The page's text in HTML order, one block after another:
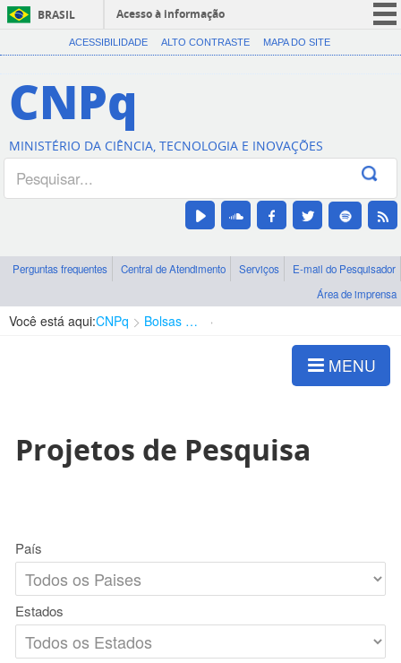
BRASIL
Acesso à informação
CORONAVÍRUS (COVID-19)
Canais
ACESSIBILIDADE ALTO CONTRASTE MAPA DO SITE
CNPq
MINISTÉRIO DA CIÊNCIA, TECNOLOGIA E INOVAÇÕES
Perguntas frequentes Central de Atendimento Serviços
E-mail do Pesquisador
Área de imprensa
Você está aqui:CNPq Bolsas e Auxílios Vigentes
MENU
Projetos de Pesquisa
País
Estados